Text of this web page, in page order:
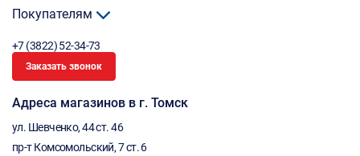
Покупателям
+7 (3822) 52-34-73
Заказать звонок
Адреса магазинов в г. Томск
ул. Шевченко, 44 ст. 46
пр-т Комсомольский, 7 ст. 6